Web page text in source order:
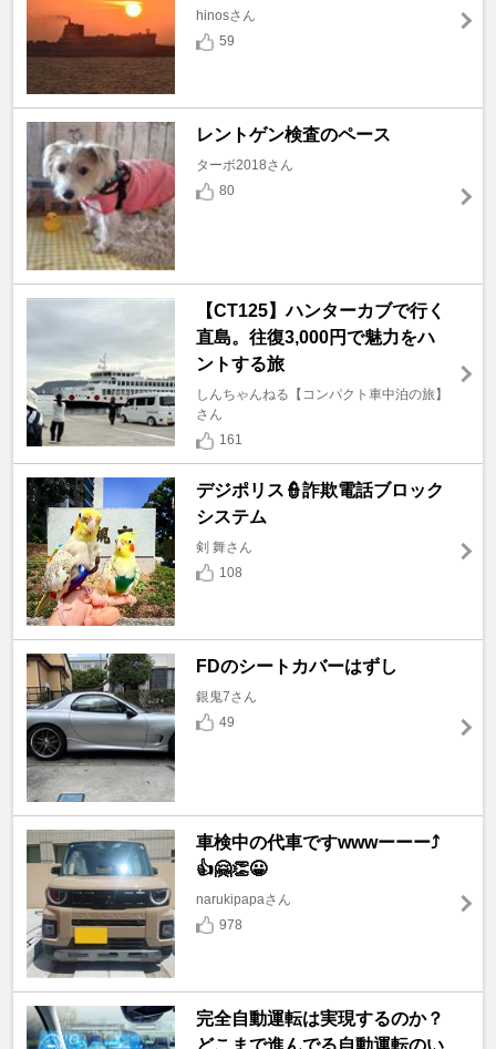
hinosさん
59
レントゲン検査のペース
ターボ2018さん
80
【CT125】ハンターカブで行く
直島。往復3,000円で魅力をハ
ントする旅
しんちゃんねる【コンパクト車中泊の旅】
さん
161
デジポリス👮詐欺電話ブロック
システム
剣 舞さん
108
FDのシートカバーはずし
銀鬼7さん
49
車検中の代車ですwwwーーー⤴️
👍🤗👏😀
narukipapaさん
978
完全自動運転は実現するのか？
どこまで進んでる自動運転のい